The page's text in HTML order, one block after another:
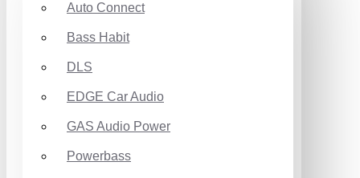
Auto Connect
Bass Habit
DLS
EDGE Car Audio
GAS Audio Power
Powerbass